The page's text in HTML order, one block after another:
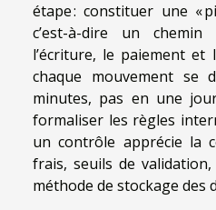
étape : constituer une «
c’est-à-dire un
l’écriture, le paiement et
chaque mouvement se
minutes, pas en une
formaliser les règles
un contrôle apprécie la
frais, seuils de validation,
méthode de stockage des